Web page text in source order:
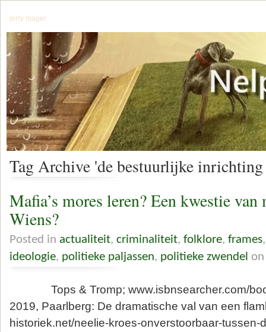
jerry mager
Tag Archive 'de bestuurlijke inrichting
Mafia’s mores leren? Een kwestie
Wiens?
Posted in actualiteit, criminaliteit, folklore, frames
ideologie, politieke paljassen, politieke zwendel
Tops & Tromp; www.isbnsearcher.com/
2019, Paarlberg: De dramatische val van een
historiek.net/neelie-kroes-onverstoorbaar-